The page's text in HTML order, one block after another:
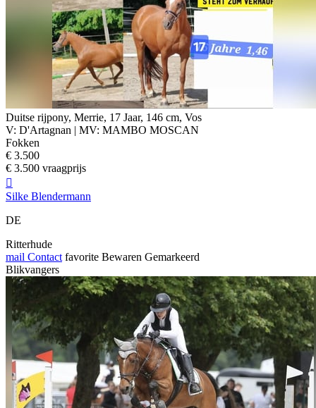
Duitse rijpony, Merrie, 17 Jaar, 146 cm, Vos
V: D'Artagnan | MV: MAMBO MOSCAN
Fokken
€ 3.500
€ 3.500 vraagprijs

Silke Blendermann
DE
Ritterhude
mail Contact favorite Bewaren Gemarkeerd
Blikvangers